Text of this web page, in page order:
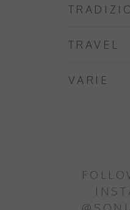
TRAVEL
VARIE